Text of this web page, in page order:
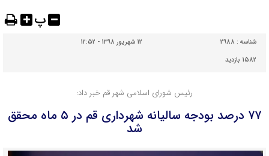
پ
شناسه : 2988
12 شهریور 1398 - 12:52
1582 بازدید
رئیس شورای اسلامی شهر قم خبر داد:
۷۷ درصد بودجه سالیانه شهرداری قم در ۵ ماه محقق
شد